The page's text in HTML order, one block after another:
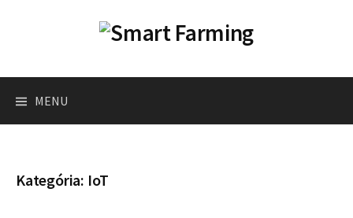
MENU
Kategória: IoT